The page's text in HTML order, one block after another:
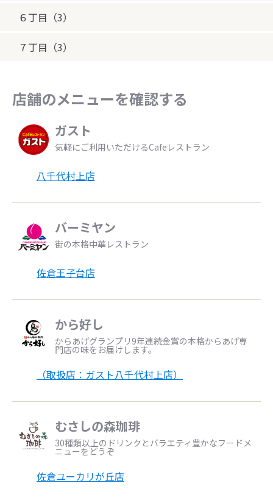
６丁目（3）
７丁目（3）
店舗のメニューを確認する
ガスト
気軽にご利用いただけるCafeレストラン
八千代村上店
バーミヤン
街の本格中華レストラン
佐倉王子台店
から好し
からあげグランプリ9年連続金賞の本格からあげ専
門店の味をお届けします。
（取扱店：ガスト八千代村上店）
むさしの森珈琲
30種類以上のドリンクとバラエティ豊かなフードメ
ニューをどうぞ
佐倉ユーカリが丘店